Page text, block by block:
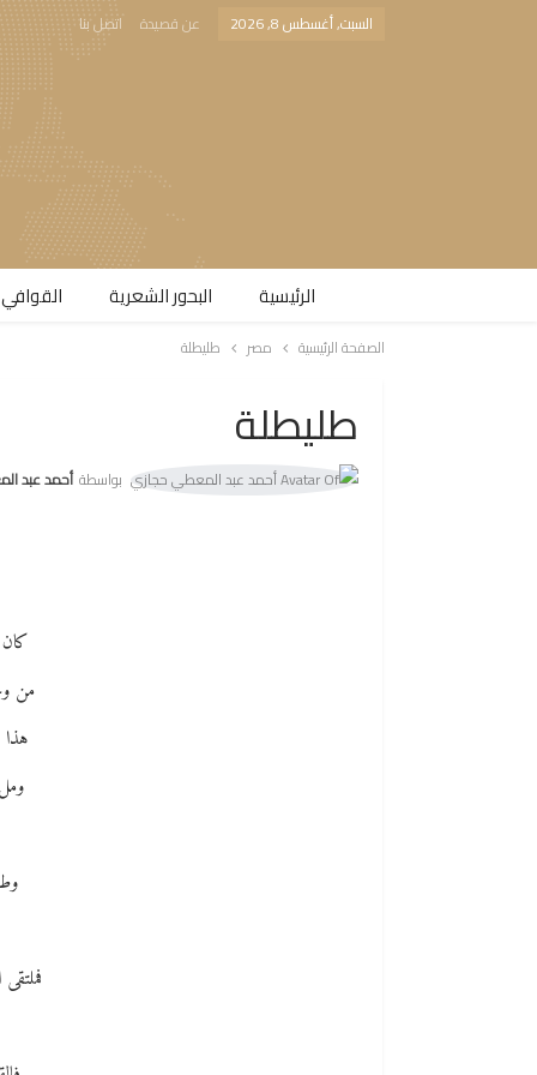
السبت, أغسطس 8, 2026 عن قصيدة اتصل بنا
الرئيسية البحور الشعرية​
الصفحة الرئيسية مصر طليطلة
طليطلة
بواسطة أحمد عبد
من